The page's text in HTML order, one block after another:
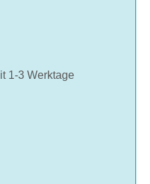
1-3 Werktage